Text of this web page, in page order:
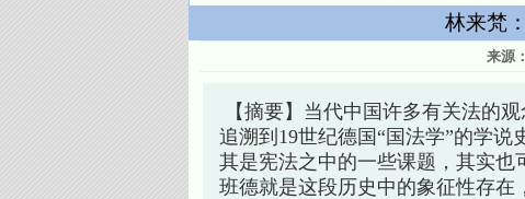
林来梵
来源：
【摘要】当代中国许多有关法的
追溯到19世纪德国“国法学”的学
其是宪法之中的一些课题，其实
班德就是这段历史中的象征性存在